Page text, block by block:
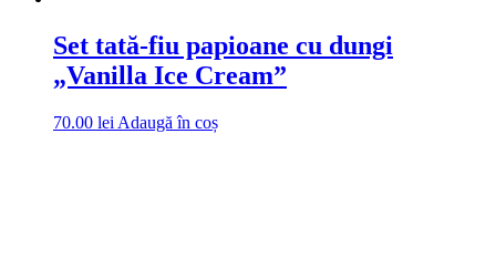
Set tată-fiu papioane cu dungi
„Vanilla Ice Cream”
70.00 lei Adaugă în coș